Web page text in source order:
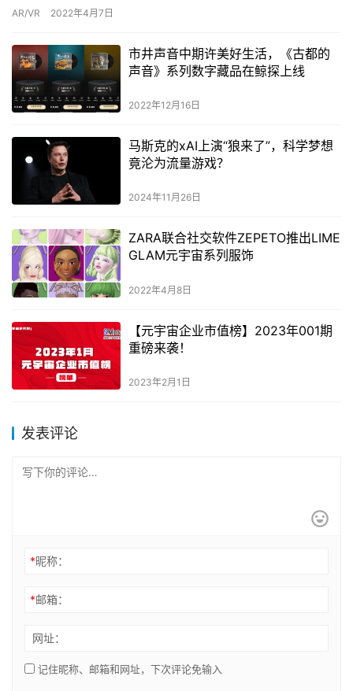
“元宇宙10条”)。据悉，该政策是粤港澳大湾区首个元宇宙专…
AR/VR 2022年4月7日
市井声音中期许美好生活，《古都的
声音》系列数字藏品在鲸探上线
2022年12月16日
马斯克的xAI上演“狼来了”，科学梦想
竟沦为流量游戏？
2024年11月26日
ZARA联合社交软件ZEPETO推出LIME
GLAM元宇宙系列服饰
2022年4月8日
【元宇宙企业市值榜】2023年001期
重磅来袭！
2023年2月1日
发表评论
*昵称：
*邮箱：
网址：
记住昵称、邮箱和网址，下次评论免输入